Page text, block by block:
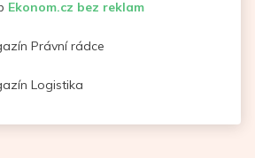
Ekonom.cz bez reklam
Právní rádce
Logistika